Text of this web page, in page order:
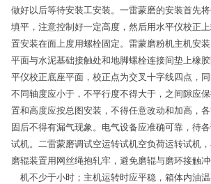
做好以后等待安装工安装。一雷蒙磨的安装首先
填平，注意控制好一定高度，然后用水平仪校正
置安装在面上度用螺栓固定。雷蒙磨粉机主机安
平面与水泥基础接触处和地脚螺栓连接间垫上橡
平仪校正底座平面，校正点为交叉十字线四点，
不同轴度应小于，不平行度不得大于，之间隙应
置和高度应按总图安装，不得任意改动和加高，
固后不得有漏气现象。电气设备应准确可靠，待
试机。二雷蒙磨调试空运转试机空负荷运转试机
磨辊装置用网丝绳抱轧牢，避免磨辊与磨环接触
机不少于小时；主机运转时应平稳，箱体内油温